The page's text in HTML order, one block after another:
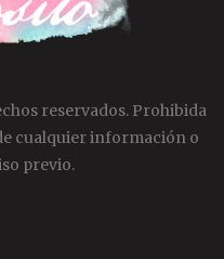
reservados. Prohibida
cualquier información o
previo.